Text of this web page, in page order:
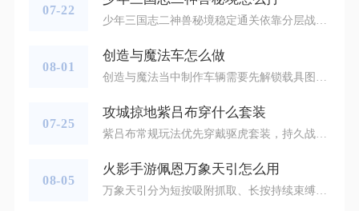
07-22
少年三国志二神兽秘境稳定通关依靠分层战力门槛、阵营适配阵容、针对性神兽搭配与手动控技能输出，低练度玩家依靠机制反打可跨战力通关高层秘境，完整吃透关卡机制能减少重复挑战消耗的挑战次数。神兽秘境需要等级达到60级并完成主线前置任务后，从征战板块入口进入，整体分为多层岛屿关卡，每层设置秘境迷失者、长云仙人试炼、守关大将三类战斗目标，击败守关大将即可解锁下一层更高难度关卡，每层都有基础战力标准，前五关稳定通关门槛约1.8亿战力，未达标的情况下优先补齐武将精炼、神兽升星、兵符养成三类系
08-01
创造与魔法车怎么做
创造与魔法当中制作车辆需要先解锁载具图纸、筹备各类原材料，在载具工作台完成部件加工与整车合成，车辆存在等级进阶机制，完成低级载具的制作后才能解锁高阶车型的打造权限。想要开启造车流程，首先要达到对应等级门槛，基础的T1代步车需要玩家达到30级，前期可以通过野外资源采集、日常冒险积累等级，等级达标后解锁载具工作台的建造配方，工作台是造车的核心设施，没有该工作台无法进行车辆的合成操作。图纸的获取可以通过游戏内玩法兑换、副本掉落等途径，拿到对应车型图纸之后，就可以开启大批量的资源收集
07-25
攻城掠地紫吕布穿什么套装
紫吕布常规玩法优先穿戴驱虎套装，持久战选用天命套装，极限爆发场景搭配神兵套装，生存压力过高时更换玄武套装，联合觉醒之后优先穿戴乱世眷侣专属套装。驱虎套装是紫吕布适用范围最广的选择，套装自带高额攻击加成以及破防属性，刚好契合吕布战神无双的战法伤害，面对副本里面护甲偏高的NPC守军和国战重甲武将可以打出更多输出。整套装备附带少量生命值加成，缓解紫吕布本身身板薄弱的短板，洗练词条优先锁定强攻、攻击、强壮，进一步放大战法伤害。穿戴这套装备之后，吕布击杀一排士兵触发追击效果，接连释放飞
08-05
火影手游佩恩万象天引怎么用
万象天引分为短按吸附抓取、长按持续束缚两种释放模式，短按适合快速起手衔接连招，长按用于拖替身差、破除霸体，两段抓取阶段机制不同，熟练区分释放方式就能发挥该技能全部实战价值。万象天引前摇仅有5帧，释放瞬间会生成大范围Y轴吸力，覆盖中场纵向全部区域，同时附带对空、扫地判定，空中释放技能、倒地保护的对手都会被吸力拉扯。短按释放时，前段吸附阶段敌方可交出替身，但人物依旧会被引力拖拽至身前，第二段黑棍抓取触发后进入不可替身状态，控制时长约2.5秒，冷却固定12秒，命中霸体目标能直接抵消